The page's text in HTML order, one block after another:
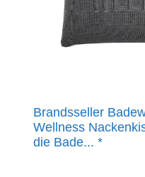
Brandsseller
Wellness
die Bade... *